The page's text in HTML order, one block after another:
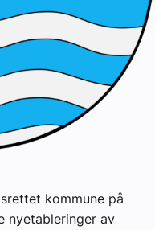
kommune på
nyetableringer av